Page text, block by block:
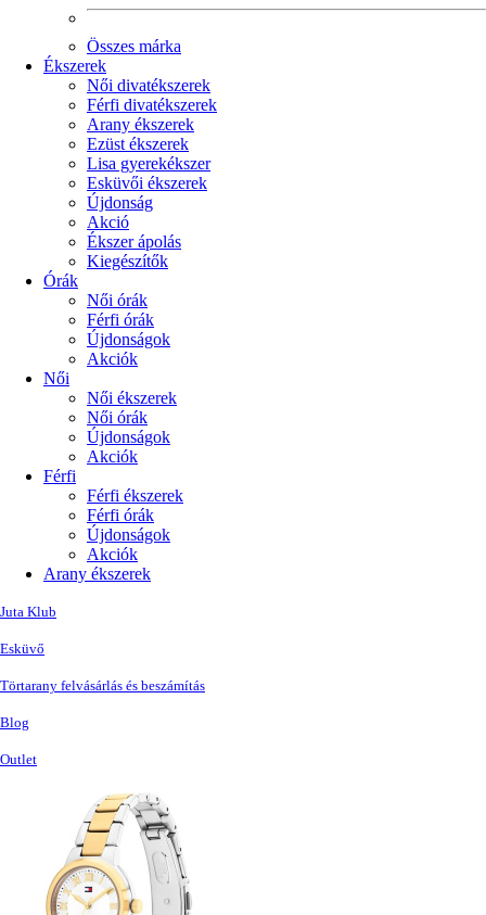
Összes márka
Ékszerek
Női divatékszerek
Férfi divatékszerek
Arany ékszerek
Ezüst ékszerek
Lisa gyerekékszer
Esküvői ékszerek
Újdonság
Akció
Ékszer ápolás
Kiegészítők
Órák
Női órák
Férfi órák
Újdonságok
Akciók
Női
Női ékszerek
Női órák
Újdonságok
Akciók
Férfi
Férfi ékszerek
Férfi órák
Újdonságok
Akciók
Arany ékszerek
Juta Klub
Esküvő
Törtarany felvásárlás és beszámítás
Blog
Outlet